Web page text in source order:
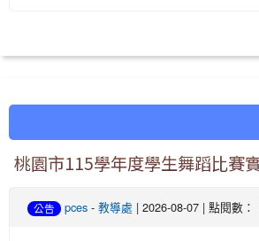
桃園市115學年度學生舞蹈比賽
公告 pces - 教導處 | 2026-08-07 | 點閱數：